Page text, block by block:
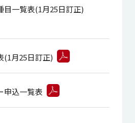
目一覧表(1月25日訂正)
(1月25日訂正)
申込一覧表